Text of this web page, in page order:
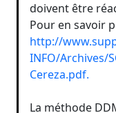
doivent être
Pour en savoir
http://
INFO/Archives/
Cereza.pdf.
La méthode